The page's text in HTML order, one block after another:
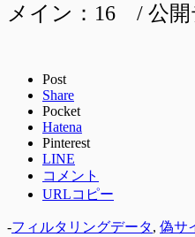
メイン：16 / 公
Post
Share
Pocket
Hatena
Pinterest
LINE
コメント
URLコピー
-フィルタリングデータ, 偽サ